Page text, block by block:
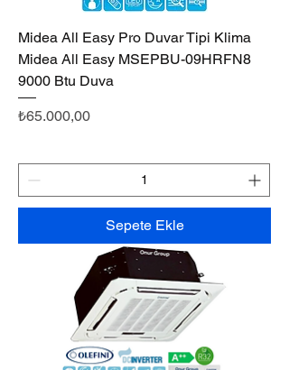
Midea All Easy Pro Duvar Tipi Klima
Midea All Easy MSEPBU-09HRFN8
9000 Btu Duva
Fiyat
₺65.000,00
Sepete Ekle